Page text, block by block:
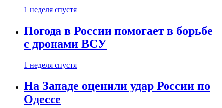
1 неделя спустя
Погода в России помогает в борьбе
с дронами ВСУ
1 неделя спустя
На Западе оценили удар России по
Одессе